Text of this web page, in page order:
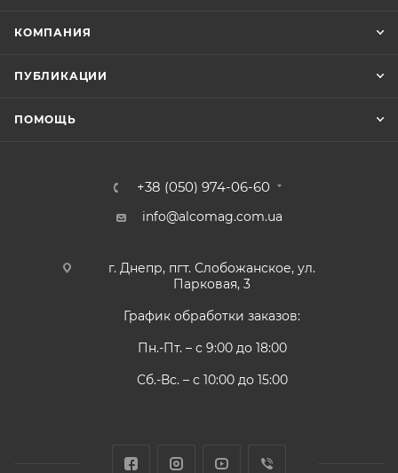
КОМПАНИЯ
ПУБЛИКАЦИИ
ПОМОЩЬ
+38 (050) 974-06-60
info@alcomag.com.ua
г. Днепр, пгт. Слобожанское, ул.
Парковая, 3
График обработки заказов:
Пн.-Пт. – с 9:00 до 18:00
Сб.-Вс. – с 10:00 до 15:00